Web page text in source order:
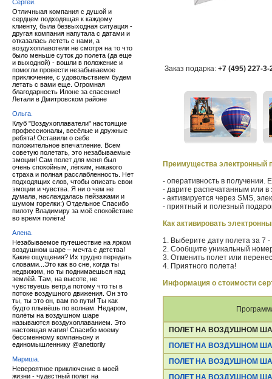
Сергей.
Отличныая компания с душой и
сердцем подходящая к каждому
клиенту, была безвыходная ситуация -
другая компания напутала с датами и
отказалась лететь с нами, а
воздухоплавотели не смотря на то что
было меньше суток до полета (да еще
и выходной) - вошли в положение и
помогли провести незабываемое
приключение, с удовольствием будем
летать с вами еще. Огромная
благодарность Илоне за спасение!
Летали в Дмитровском районе
Ольга.
Клуб "Воздухоплаватели" настоящие
профессионалы, весёлые и дружные
ребята! Оставили о себе
положительное впечатление. Всем
советую полетать, это незабываемые
эмоции! Сам полет для меня был
очень спокойным, лёгким, никакого
страха и полная расслабленность. Нет
подходящих слов, чтобы описать свои
эмоции и чувства. Я ни о чем не
думала, наслаждалась пейзажами и
шумом горелки:) Отдельное Спасибо
пилоту Владимиру за моё спокойствие
во время полёта!
Алена.
Незабываемое путешествие на ярком
воздушном шаре – мечта с детства!
Какие ощущения? Их трудно передать
словами...Это как во сне, когда ты
недвижим, но ты поднимаешься над
землёй. Там, на высоте, не
чувствуешь ветр,а потому что ты в
потоке воздушного движения. Он это
ты, ты это он, вам по пути! Ты как
будто плывёшь по волнам. Недаром,
полёты на воздушном шаре
называются воздухоплаванием. Это
настоящая магия! Спасибо моему
бессменному компаньону и
единомышленнику @anettorily
Мариша.
Невероятное приключение в моей
жизни - чудестный полет на
Заказ подарка: +7 (495) 227-
Преимущества электронный
- оперативность в получении.
- дарите распечатанным или в
- активируется через SMS,
- приятный и полезный
Как активировать
1. Выберите дату полета за 7
2. Сообщите уникальный
3. Отменить полет или
4. Приятного полета!
Информация о стоимости
ПОЛЕТ НА ВОЗДУШНОМ
ПОЛЕТ НА ВОЗДУШНОМ
ПОЛЕТ НА ВОЗДУШНОМ
ПОЛЕТ НА ВОЗДУШНОМ